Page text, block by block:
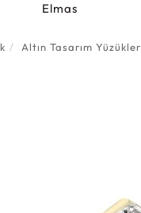
Elmas
Altın Tasarım Yüzükler